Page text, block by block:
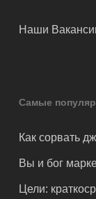
Наши
Самые
Как сорвать
Вы и бог
Цели: